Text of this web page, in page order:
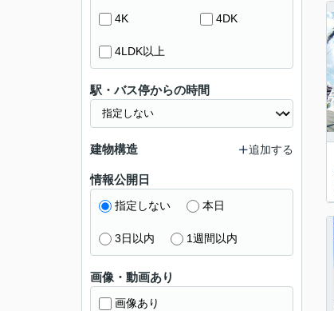
4K 4DK
4LDK以上
駅・バス停からの時間
建物構造 追加する
情報公開日
指定しない 本日
3日以内 1週間以内
画像・動画あり
画像あり